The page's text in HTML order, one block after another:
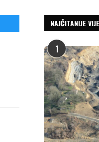
NAJČITANIJE
1